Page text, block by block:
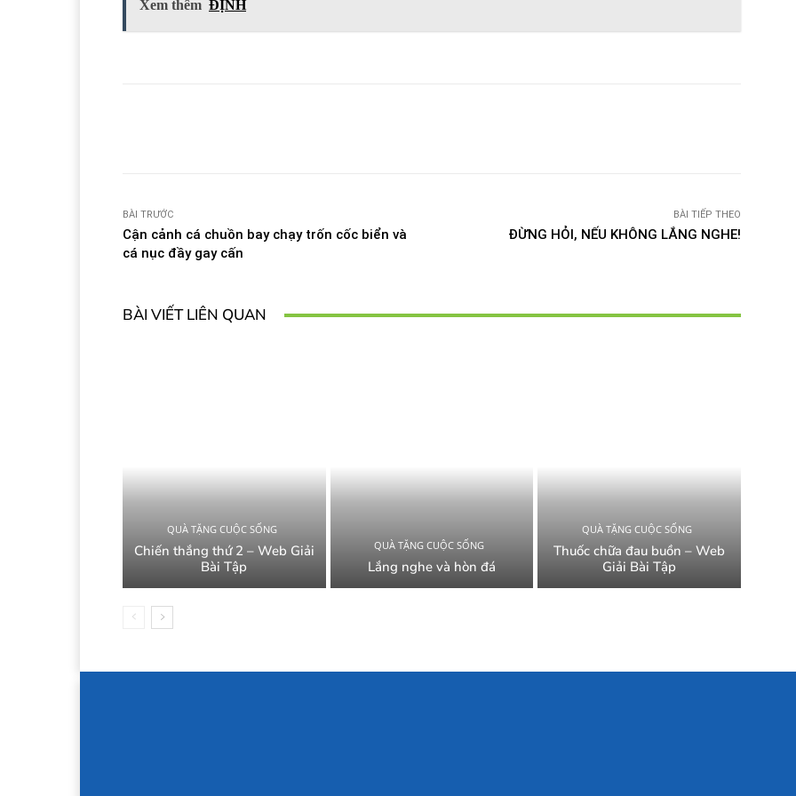
Xem thêm ĐỊNH
BÀI TRƯỚC
Cận cảnh cá chuồn bay chạy trốn cốc biển và
cá nục đầy gay cấn
BÀI TIẾP THEO
ĐỪNG HỎI, NẾU KHÔNG LẮNG NGHE!
BÀI VIẾT LIÊN QUAN
QUÀ TẶNG CUỘC SỐNG
Chiến thắng thứ 2 – Web Giải
Bài Tập
QUÀ TẶNG CUỘC SỐNG
Lắng nghe và hòn đá
QUÀ TẶNG CUỘC SỐNG
Thuốc chữa đau buồn – Web
Giải Bài Tập